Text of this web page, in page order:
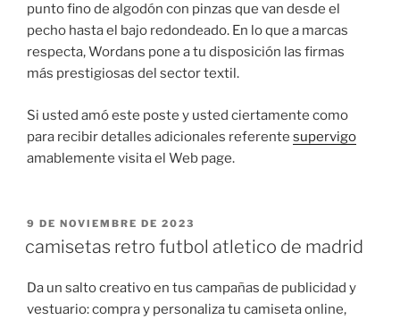
punto fino de algodón con pinzas que van desde el
pecho hasta el bajo redondeado. En lo que a marcas
respecta, Wordans pone a tu disposición las firmas
más prestigiosas del sector textil.
Si usted amó este poste y usted ciertamente como
para recibir detalles adicionales referente supervigo
amablemente visita el Web page.
PUBLICADO
9 DE NOVIEMBRE DE 2023
camisetas retro futbol atletico de madrid
Da un salto creativo en tus campañas de publicidad y
vestuario: compra y personaliza tu camiseta online,